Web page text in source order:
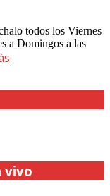
todos los Viernes
a Domingos a las
vivo